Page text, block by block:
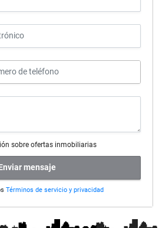
sobre ofertas inmobiliarias
mensaje
Términos de servicio y privacidad